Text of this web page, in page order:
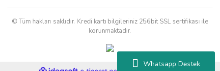
Whatsapp Destek
© Tüm hakları saklıdır. Kredi kartı bilgileriniz 256bit SSL sertifikası ile
korunmaktadır.